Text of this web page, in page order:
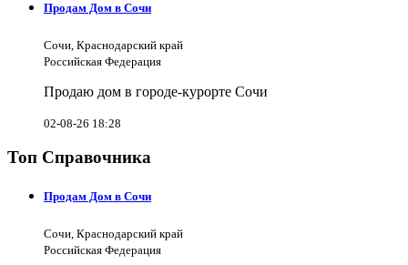
Продам Дом в Сочи
Сочи, Краснодарский край
Российская Федерация
Продаю дом в городе-курорте Сочи
02-08-26 18:28
Топ Справочника
Продам Дом в Сочи
Сочи, Краснодарский край
Российская Федерация